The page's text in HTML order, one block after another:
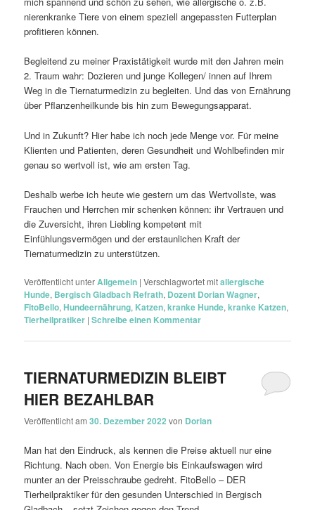
nierenkranke Tiere von einem speziell angepassten Futterplan
profitieren können.
Begleitend zu meiner Praxistätigkeit wurde mit den Jahren mein
2. Traum wahr: Dozieren und junge Kollegen/ innen auf Ihrem
Weg in die Tiernaturmedizin zu begleiten. Und das von Ernährung
über Pflanzenheilkunde bis hin zum Bewegungsapparat.
Und in Zukunft? Hier habe ich noch jede Menge vor. Für meine
Klienten und Patienten, deren Gesundheit und Wohlbefinden mir
genau so wertvoll ist, wie am ersten Tag.
Deshalb werbe ich heute wie gestern um das Wertvollste, was
Frauchen und Herrchen mir schenken können: ihr Vertrauen und
die Zuversicht, ihren Liebling kompetent mit
Einfühlungsvermögen und der erstaunlichen Kraft der
Tiernaturmedizin zu unterstützen.
Veröffentlicht unterAllgemein |Verschlagwortet mitallergische
Hunde, Bergisch Gladbach Refrath, Dozent Dorian Wagner,
FitoBello,Hundeernährung, Katzen,kranke Hunde,kranke Katzen,
Tierheilpratiker |Schreibe einen Kommentar
TIERNATURMEDIZIN BLEIBT
HIER BEZAHLBAR
Veröffentlicht am30. Dezember 2022 von Dorian
Man hat den Eindruck, als kennen die Preise aktuell nur eine
Richtung. Nach oben. Von Energie bis Einkaufswagen wird
munter an der Preisschraube gedreht. FitoBello – DER
Tierheilpraktiker für den gesunden Unterschied in Bergisch